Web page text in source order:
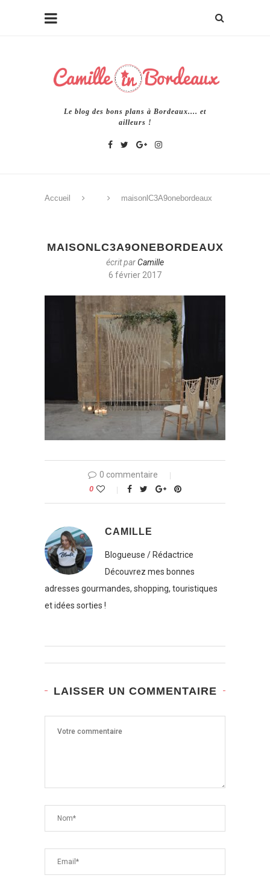
Le blog des bons plans à Bordeaux.... et
ailleurs !
Accueil maisonlC3A9onebordeaux
MAISONLC3A9ONEBORDEAUX
écrit parCamille
6 février 2017
0 commentaire
0
CAMILLE
Blogueuse / Rédactrice
Découvrez mes bonnes
adresses gourmandes, shopping, touristiques
et idées sorties !
LAISSER UN COMMENTAIRE